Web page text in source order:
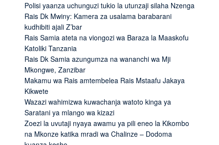
Polisi yaanza uchunguzi tukio la utunzaji silaha Nzenga
Rais Dk Mwiny: Kamera za usalama barabarani
kudhibiti ajali Z’bar
Rais Samia ateta na viongozi wa Baraza la Maaskofu
Katoliki Tanzania
Rais Dk Samia azungumza na wananchi wa Mji
Mkongwe, Zanzibar
Makamu wa Rais amtembelea Rais Mstaafu Jakaya
Kikwete
Wazazi wahimizwa kuwachanja watoto kinga ya
Saratani ya mlango wa kizazi
Zoezi la uvutaji nyaya awamu ya pili eneo la Kikombo
na Mkonze katika mradi wa Chalinze – Dodoma